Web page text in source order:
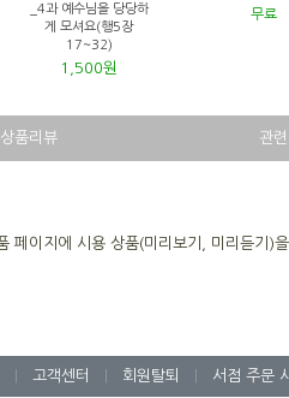
_4과 예수님을 당당하
게 모셔요(행5장
17~32)
1,500원
무료
상품리뷰 관
페이지에 시용 상품(미리보기, 미리듣기)
고객센터 회원탈퇴 서점 주문